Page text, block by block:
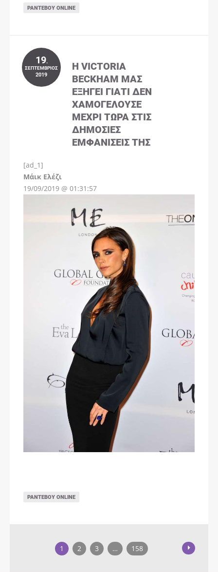
ΡΑΝΤΕΒΟΎ ONLINE
19.
ΣΕΠΤΈΜΒΡΙΟΣ
2019
Η VICTORIA
BECKHAM ΜΑΣ
ΕΞΗΓΕΊ ΓΙΑΤΊ ΔΕΝ
ΧΑΜΟΓΕΛΟΎΣΕ
ΜΈΧΡΙ ΤΏΡΑ ΣΤΙΣ
ΔΗΜΌΣΙΕΣ
ΕΜΦΑΝΊΣΕΙΣ ΤΗΣ
[ad_1]
Μάικ Ελέζι
19/09/2019 @ 01:31:57
ΡΑΝΤΕΒΟΎ ONLINE
1 2 3 … 158